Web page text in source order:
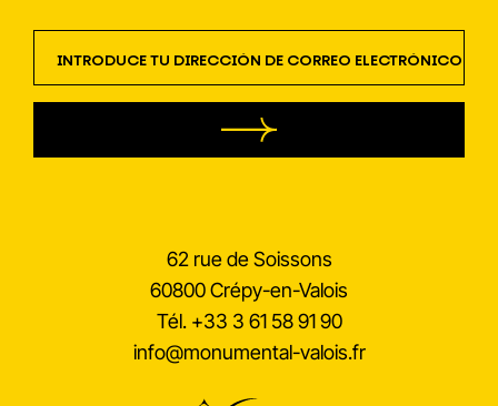
62 rue de Soissons
60800 Crépy-en-Valois
Tél. +33 3 61 58 91 90
info@monumental-valois.fr